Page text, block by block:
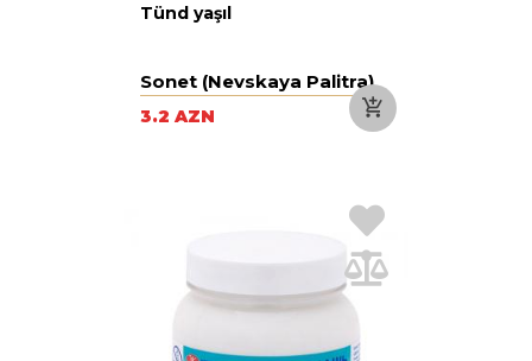
Tünd yaşıl
Sonet (Nevskaya Palitra)
3.2 AZN